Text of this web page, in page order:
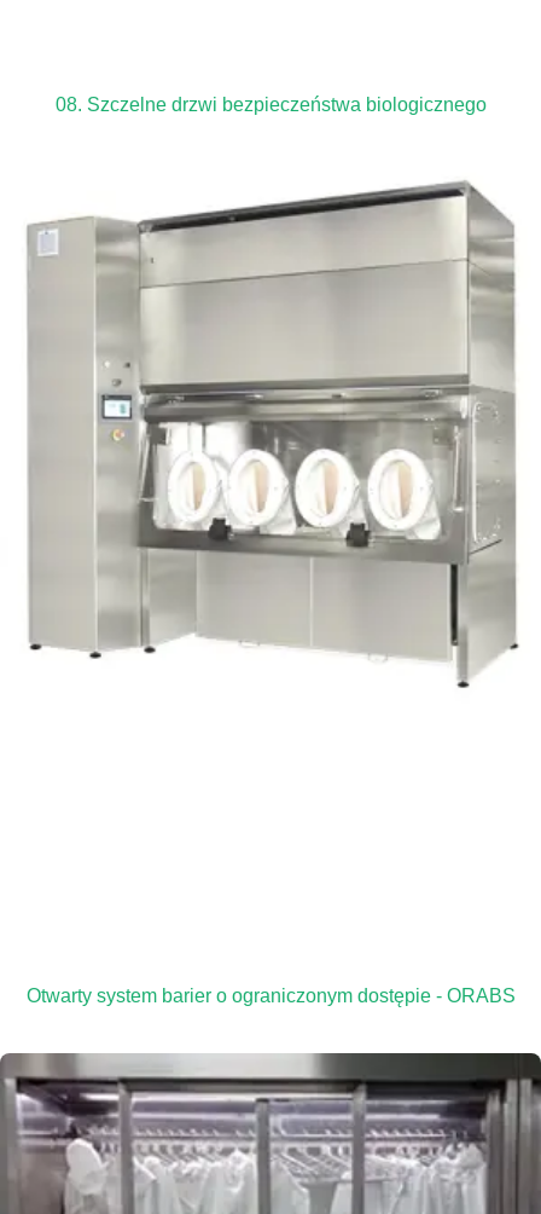
08. Szczelne drzwi bezpieczeństwa biologicznego
Otwarty system barier o ograniczonym dostępie - ORABS